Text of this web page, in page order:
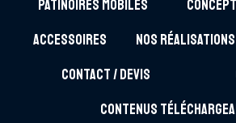
PATINOIRES MOBILES
ACCESSOIRES
NOS RÉALISATIONS
CONTACT / DEVIS
CONTENUS